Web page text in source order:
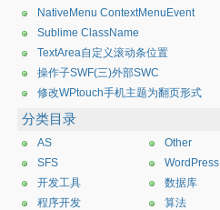
NativeMenu ContextMenuEvent
Sublime ClassName
TextArea自定义滚动条位置
操作子SWF(三)外部SWC
修改WPtouch手机主题为翻页形式
分类目录
AS
Other
SFS
WordPress
开发工具
数据库
程序开发
算法